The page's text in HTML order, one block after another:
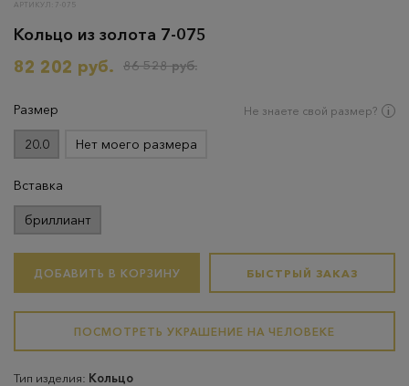
АРТИКУЛ: 7-075
Кольцо из золота 7-075
82 202 руб.
86 528 руб.
Размер Не знаете свой размер?
20.0 Нет моего размера
Вставка
бриллиант
ДОБАВИТЬ В КОРЗИНУ БЫСТРЫЙ ЗАКАЗ
ПОСМОТРЕТЬ УКРАШЕНИЕ НА ЧЕЛОВЕКЕ
Тип изделия: Кольцо